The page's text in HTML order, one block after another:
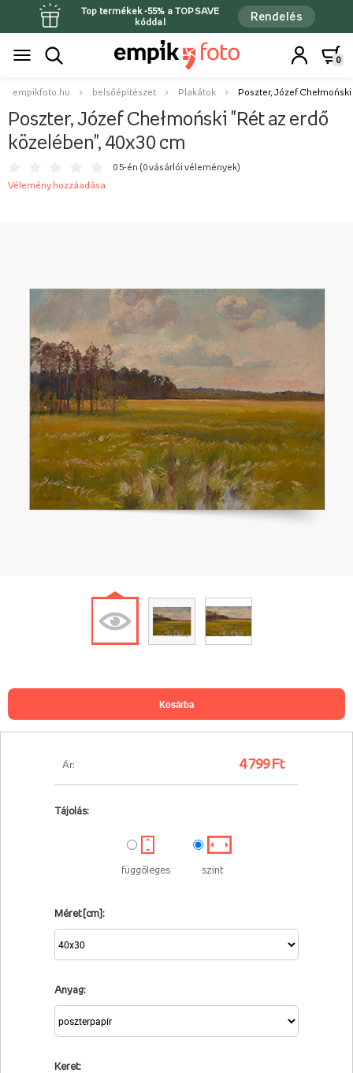
Top termékek -55% a TOPSAVE
kóddal
Rendelés
0
empikfoto.hu belsőépítészet Plakátok Poszter, Józef
Poszter, Józef Chełmoński "Rét az erdő
közelében", 40x30 cm
0 5-én (0 vásárlói vélemények)
Vélemény hozzáadása
Ár: 4 799 Ft
Tájolás:
függőleges szint
Méret [cm]:
Anyag:
Keret:
kosárba